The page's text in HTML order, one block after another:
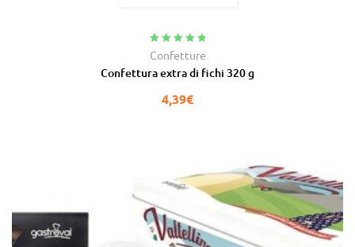
Valutato 5.00
Confetture
Confettura extra di fichi 320 g
4,39€